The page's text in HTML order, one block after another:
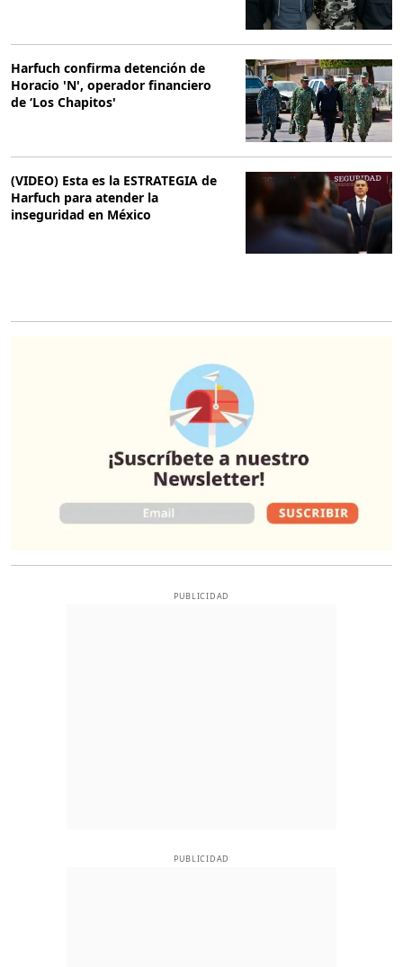
Harfuch confirma detención de
Horacio 'N', operador financiero
de ‘Los Chapitos'
(VIDEO) Esta es la ESTRATEGIA de
Harfuch para atender la
inseguridad en México
PUBLICIDAD
PUBLICIDAD